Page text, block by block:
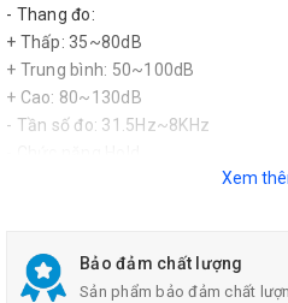
- Thang đo:
+ Thấp: 35~80dB
+ Trung bình: 50~100dB
+ Cao: 80~130dB
- Tần số đo: 31.5Hz~8KHz
- Tự động tắt nguồn khi không sử
- Kích thước Micro: 1/2inch
Cung cấp bao gồm: Máy đo, PIN,
Xem
Bảo đảm chất lượng
Sản phẩm bảo đảm chất